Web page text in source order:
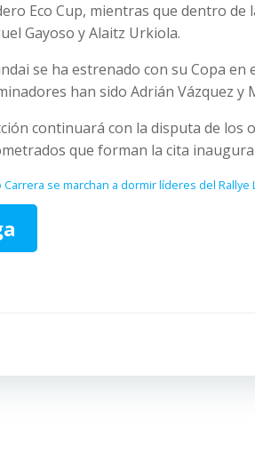
Eco Cup, mientras que dentro
Gayoso y Alaitz Urkiola.
se ha estrenado con su Copa en
han sido Adrián Vázquez y
continuará con la disputa de
que forman la cita
se marchan a dormir líderes del Rallye